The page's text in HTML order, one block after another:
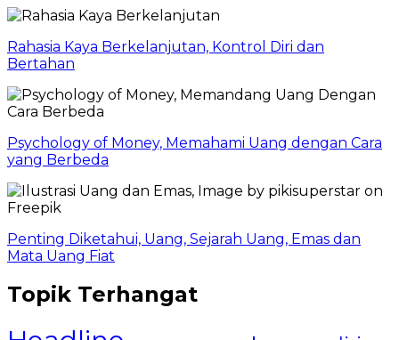
Rahasia Kaya Berkelanjutan, Kontrol Diri dan
Bertahan
Psychology of Money, Memahami Uang dengan Cara
yang Berbeda
Penting Diketahui, Uang, Sejarah Uang, Emas dan
Mata Uang Fiat
Topik Terhangat